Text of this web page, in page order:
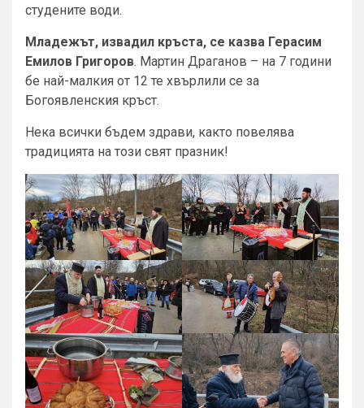
студените води.
Младежът, извадил кръста, се казва Герасим
Емилов Григоров. Мартин Драганов – на 7 години
бе най-малкия от 12 те хвърлили се за
Богоявленския кръст.
Нека всички бъдем здрави, както повелява
традицията на този свят празник!